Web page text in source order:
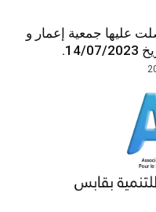
عليها جمعية إعمار و